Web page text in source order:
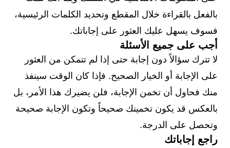
بالفعل بالقراءة خلال المقطع وتحديد الكلمات الرئيسية،
فسوف يسهل عليك العثور على إجاباتك.
أجب على جميع الأسئلة
لا تترك سؤالاً دون إجابة حتى إذا لم تتمكن من العثور
على الإجابة أو الخيار الصحيح. فإذا كان الوقت سينفذ
منك فحاول أن تخمن الإجابة، فلن يضيرك هذا الأمر، بل
بالعكس قد يكون تخمينك صحيحاً وتكون الإجابة صحيحة
وتحصل على الدرجة.
راجع إجاباتك